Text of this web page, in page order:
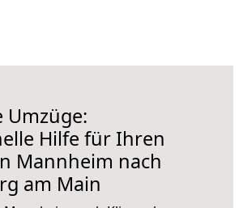
Umzüge:
Hilfe für Ihren
Mannheim nach
am Main